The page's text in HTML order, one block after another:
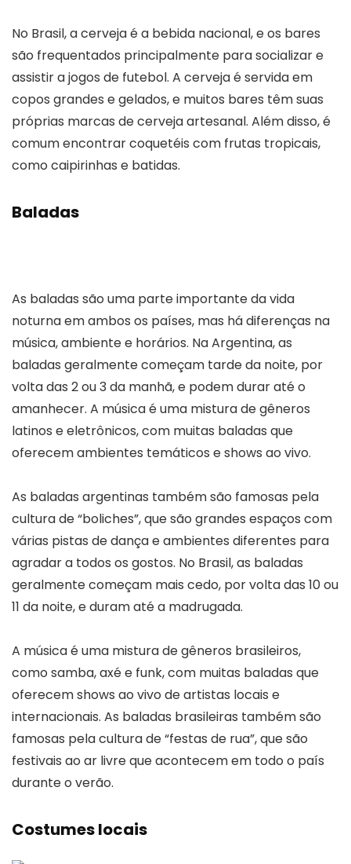
No Brasil, a cerveja é a bebida nacional, e os bares
são frequentados principalmente para socializar e
assistir a jogos de futebol. A cerveja é servida em
copos grandes e gelados, e muitos bares têm suas
próprias marcas de cerveja artesanal. Além disso, é
comum encontrar coquetéis com frutas tropicais,
como caipirinhas e batidas.
Baladas
As baladas são uma parte importante da vida
noturna em ambos os países, mas há diferenças na
música, ambiente e horários. Na Argentina, as
baladas geralmente começam tarde da noite, por
volta das 2 ou 3 da manhã, e podem durar até o
amanhecer. A música é uma mistura de gêneros
latinos e eletrônicos, com muitas baladas que
oferecem ambientes temáticos e shows ao vivo.
As baladas argentinas também são famosas pela
cultura de “boliches”, que são grandes espaços com
várias pistas de dança e ambientes diferentes para
agradar a todos os gostos. No Brasil, as baladas
geralmente começam mais cedo, por volta das 10 ou
11 da noite, e duram até a madrugada.
A música é uma mistura de gêneros brasileiros,
como samba, axé e funk, com muitas baladas que
oferecem shows ao vivo de artistas locais e
internacionais. As baladas brasileiras também são
famosas pela cultura de “festas de rua”, que são
festivais ao ar livre que acontecem em todo o país
durante o verão.
Costumes locais